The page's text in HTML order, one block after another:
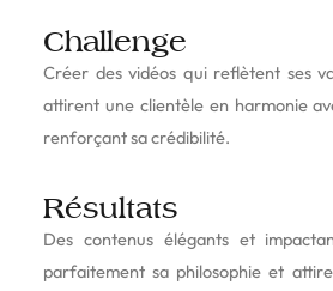
Challenge
Créer des vidéos qui reflètent ses
attirent une clientèle en harmonie
renforçant sa crédibilité.
Résultats
Des contenus élégants et
parfaitement sa philosophie et